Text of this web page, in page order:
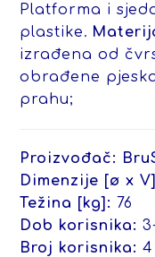
Platforma i
plastike.
izrađena od
obrađene
prahu;
Proizvođač:
Dimenzije [ø x
Težina [kg]: 76
Dob korisnika:
Broj korisnika: 4